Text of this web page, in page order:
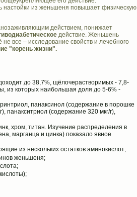
настойки из женьшеня повышает физическую
действием, понижает
действие. Женьшень
все – исследование свойств и лечебного
"корень жизни".
до 38,7%, щёлочерастворимых - 7,8-
из которых наибольшая доля до 5-6% -
панаксинол (содержание в порошке
панакситриол (содержание 320 мкг/г),
хром, титан. Изучение распределения в
марганца и цинка) показало явное
из нескольких остатков аминокислот;
женьшеня;